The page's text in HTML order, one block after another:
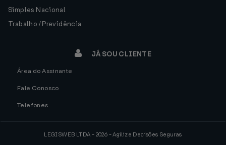
Simples Nacional
Trabalho / Previdência
JÁ SOU CLIENTE
Área do Assinante
Fale Conosco
Telefones
LEGISWEB LTDA - 2026 - Agilize Decisões Seguras